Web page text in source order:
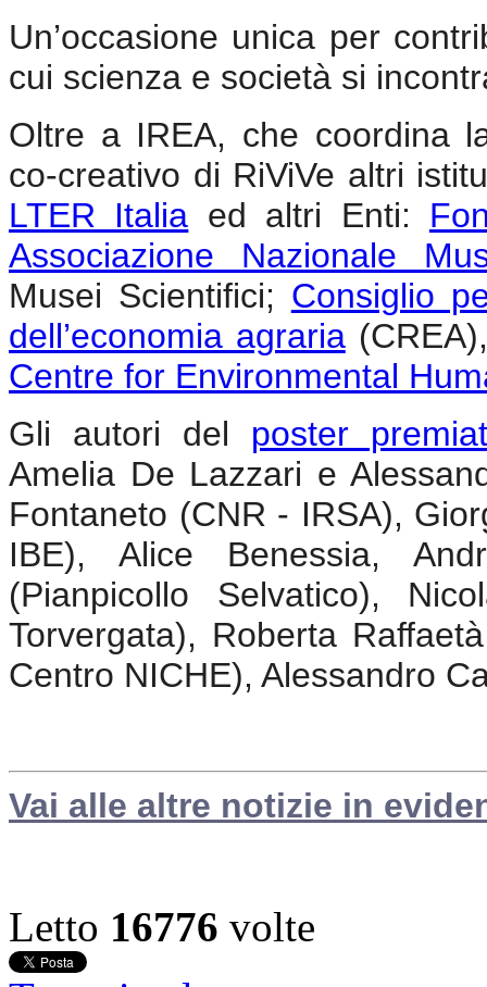
Un’occasione unica per
cui scienza e società si
Oltre a IREA, che coordina
co-creativo di RiViVe altri
LTER Italia ed altri Enti:
Associazione Nazionale
Musei Scientifici; Consiglio
dell’economia agraria
Centre for Environmental
Gli autori del poster
Amelia De Lazzari e
Fontaneto (CNR - IRSA),
IBE), Alice Benessia,
(Pianpicollo Selvatico),
Torvergata), Roberta
Centro NICHE), Alessandro
Vai alle altre notizie in
Letto 16776 volte